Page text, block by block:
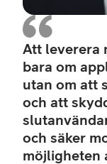
Att leverera
bara om
utan om att
och att
och säker
möjligheten